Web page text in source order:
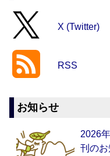
X (Twitter)
RSS
お知らせ
2026
刊の